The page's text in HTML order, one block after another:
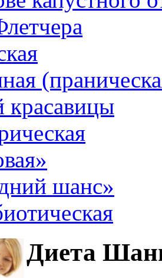
шанс»
Диета